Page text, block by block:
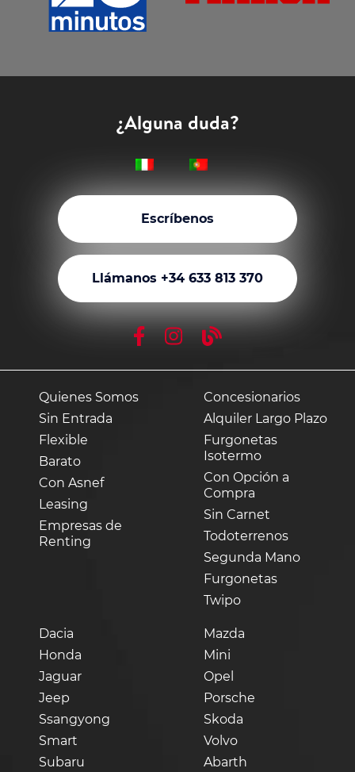
¿Alguna duda?
Escríbenos
Llámanos +34 633 813 370
Quienes Somos
Sin Entrada
Flexible
Barato
Con Asnef
Leasing
Empresas de
Renting
Dacia
Honda
Jaguar
Jeep
Ssangyong
Smart
Subaru
Mazda
Mini
Opel
Porsche
Skoda
Volvo
Abarth
Concesionarios
Alquiler Largo Plazo
Furgonetas
Isotermo
Con Opción a
Compra
Sin Carnet
Todoterrenos
Segunda Mano
Furgonetas
Twipo